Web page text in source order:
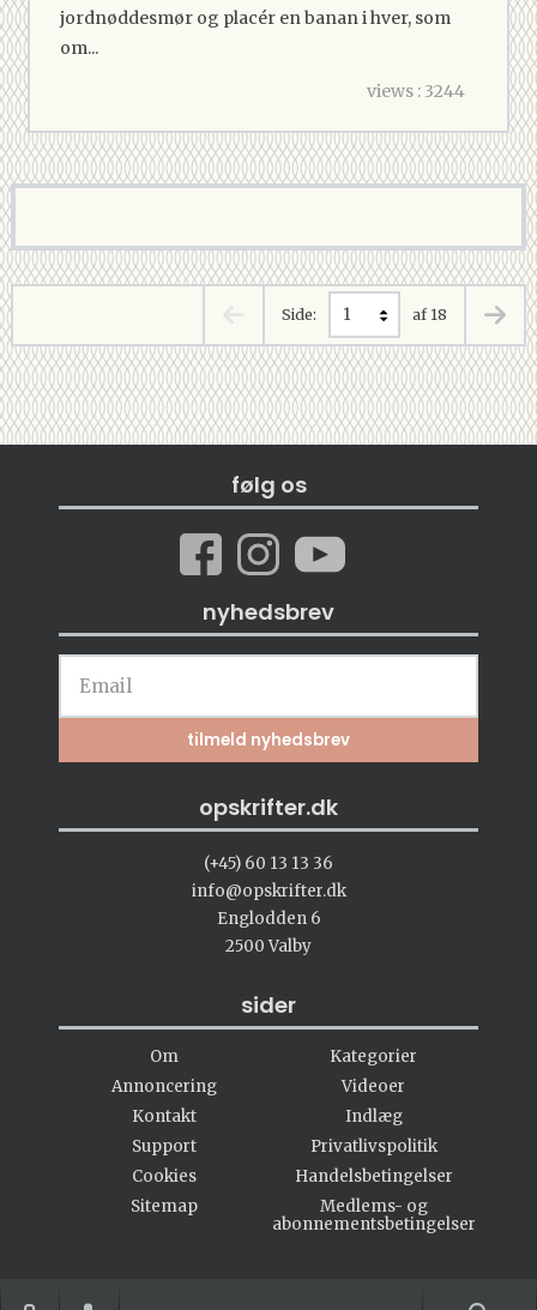
jordnøddesmør og placér en banan i hver, som
om...
views : 3244
Side: af 18
følg os
nyhedsbrev
opskrifter.dk
(+45) 60 13 13 36
info@opskrifter.dk
Englodden 6
2500 Valby
sider
Om
Annoncering
Kontakt
Support
Cookies
Sitemap
Kategorier
Videoer
Indlæg
Privatlivspolitik
Handelsbetingelser
Medlems- og
abonnementsbetingelser